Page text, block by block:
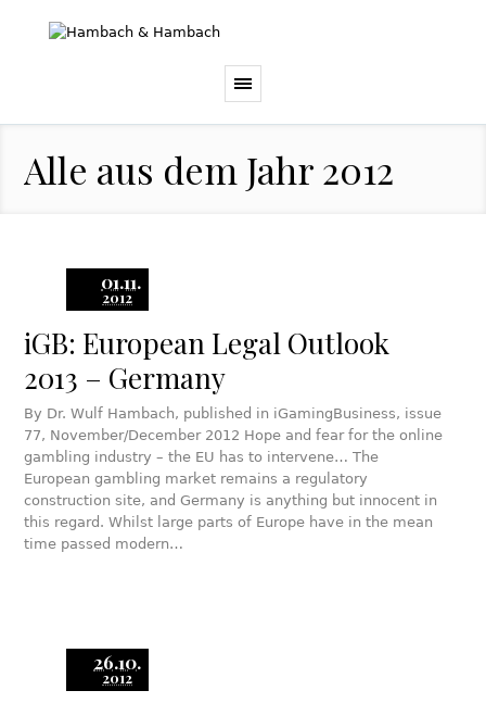
Alle aus dem Jahr 2012
01.11.
2012
iGB: European Legal Outlook
2013 – Germany
By Dr. Wulf Hambach, published in iGamingBusiness, issue
77, November/December 2012 Hope and fear for the online
gambling industry – the EU has to intervene… The
European gambling market remains a regulatory
construction site, and Germany is anything but innocent in
this regard. Whilst large parts of Europe have in the mean
time passed modern…
26.10.
2012